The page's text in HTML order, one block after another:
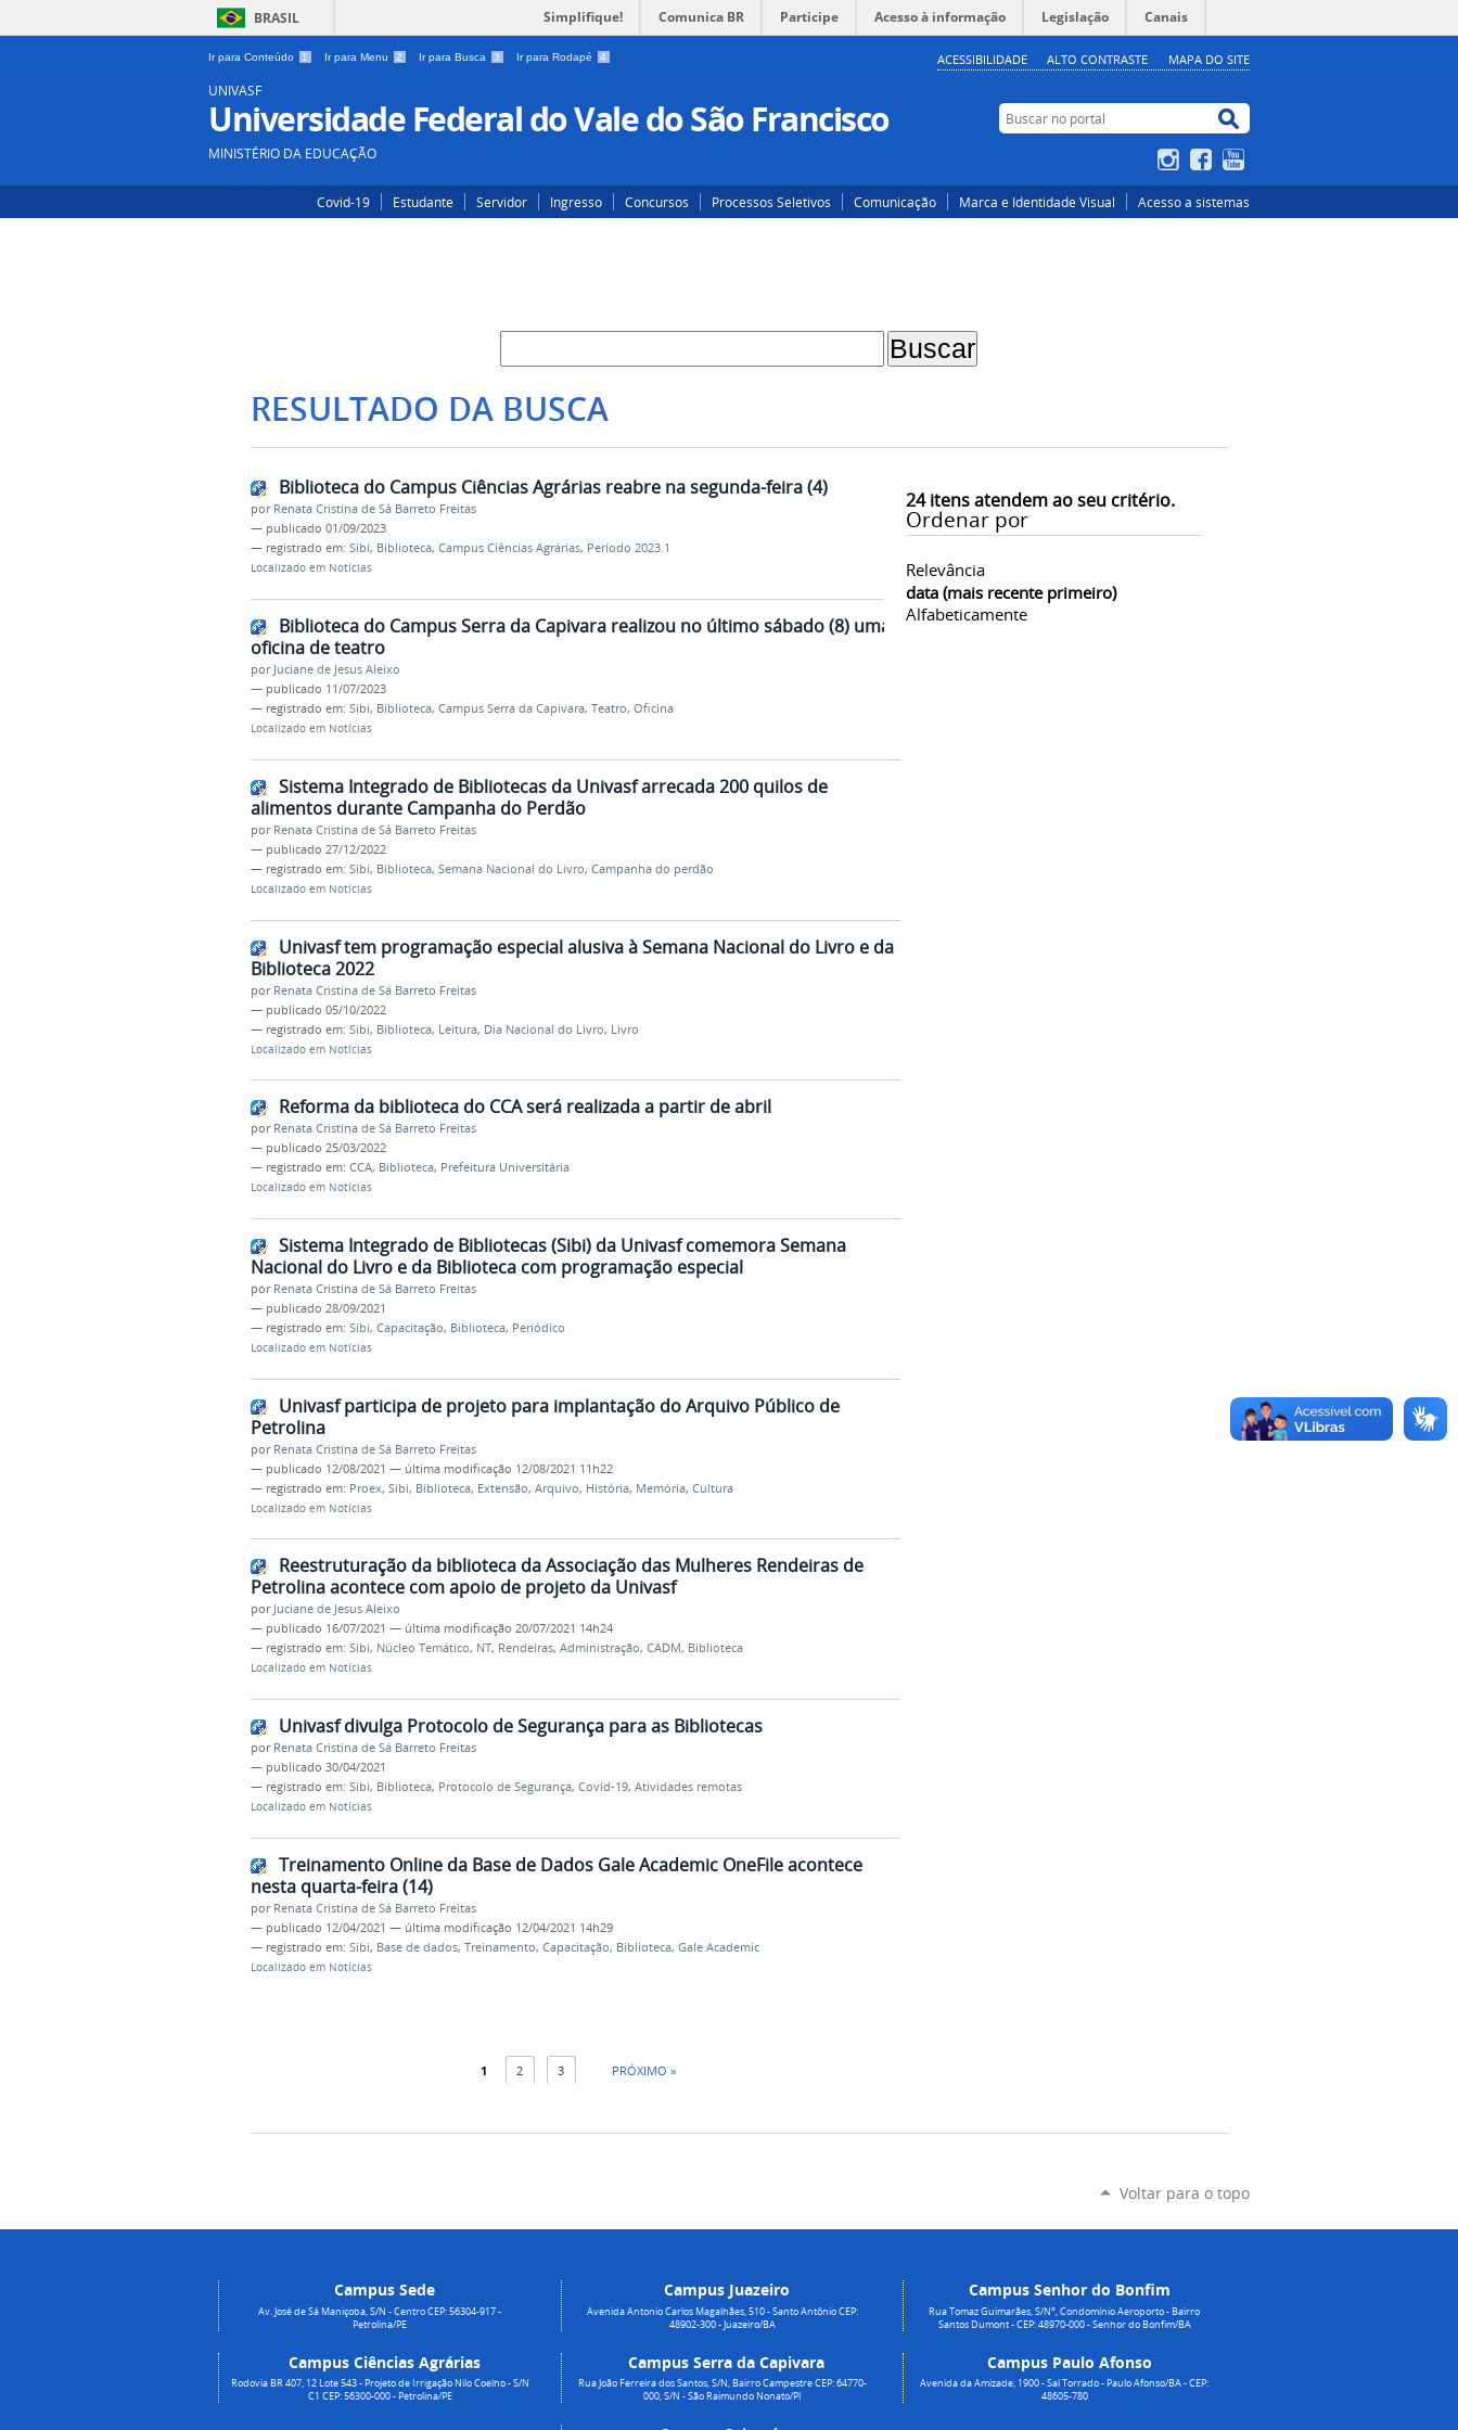
BRASIL Simplifique! Comunica BR Participe Acesso à informação Legislação Canais
Ir para Conteúdo 1 Ir para Menu 2 Ir para Busca 3 Ir para Rodapé 4 ACESSIBILIDADE ALTO CONTRASTE MAPA DO SITE
UNIVASF
Universidade Federal do Vale do São Francisco
MINISTÉRIO DA EDUCAÇÃO
Buscar no portal
Buscar no portal
InstagramFacebook
Covid-19 Estudante Servidor Ingresso Concursos Processos Seletivos Comunicação Marca e Identidade Visual Acesso a sistemas
RESULTADO DA BUSCA
24itens atendem ao seu critério.
Ordenar por
Relevância
data (mais recente primeiro)
Alfabeticamente
Biblioteca do Campus Ciências Agrárias reabre na segunda-feira (4)
por Renata Cristina de Sá Barreto Freitas
— publicado 01/09/2023
— registrado em: Sibi, Biblioteca, Campus Ciências Agrárias, Período 2023.1
Localizado em Notícias
Biblioteca do Campus Serra da Capivara realizou no último sábado (8) uma
oficina de teatro
por Juciane de Jesus Aleixo
— publicado 11/07/2023
— registrado em: Sibi, Biblioteca, Campus Serra da Capivara, Teatro, Oficina
Localizado em Notícias
Sistema Integrado de Bibliotecas da Univasf arrecada 200 quilos de
alimentos durante Campanha do Perdão
por Renata Cristina de Sá Barreto Freitas
— publicado 27/12/2022
— registrado em: Sibi, Biblioteca, Semana Nacional do Livro, Campanha do perdão
Localizado em Notícias
Univasf tem programação especial alusiva à Semana Nacional do Livro e da
Biblioteca 2022
por Renata Cristina de Sá Barreto Freitas
— publicado 05/10/2022
— registrado em: Sibi, Biblioteca, Leitura, Dia Nacional do Livro, Livro
Localizado em Notícias
Reforma da biblioteca do CCA será realizada a partir de abril
por Renata Cristina de Sá Barreto Freitas
— publicado 25/03/2022
— registrado em: CCA, Biblioteca, Prefeitura Universitária
Localizado em Notícias
Sistema Integrado de Bibliotecas (Sibi) da Univasf comemora Semana
Nacional do Livro e da Biblioteca com programação especial
por Renata Cristina de Sá Barreto Freitas
— publicado 28/09/2021
— registrado em: Sibi, Capacitação, Biblioteca, Periódico
Localizado em Notícias
Univasf participa de projeto para implantação do Arquivo Público de
Petrolina
por Renata Cristina de Sá Barreto Freitas
— publicado 12/08/2021 — última modificação 12/08/2021 11h22
— registrado em: Proex, Sibi, Biblioteca, Extensão, Arquivo, História, Memória, Cultura
Localizado em Notícias
Reestruturação da biblioteca da Associação das Mulheres Rendeiras de
Petrolina acontece com apoio de projeto da Univasf
por Juciane de Jesus Aleixo
— publicado 16/07/2021 — última modificação 20/07/2021 14h24
— registrado em: Sibi, Núcleo Temático, NT, Rendeiras, Administração, CADM, Biblioteca
Localizado em Notícias
Univasf divulga Protocolo de Segurança para as Bibliotecas
por Renata Cristina de Sá Barreto Freitas
— publicado 30/04/2021
— registrado em: Sibi, Biblioteca, Protocolo de Segurança, Covid-19, Atividades remotas
Localizado em Notícias
Treinamento Online da Base de Dados Gale Academic OneFile acontece
nesta quarta-feira (14)
por Renata Cristina de Sá Barreto Freitas
— publicado 12/04/2021 — última modificação 12/04/2021 14h29
— registrado em: Sibi, Base de dados, Treinamento, Capacitação, Biblioteca, Gale Academic
Localizado em Notícias
1 2 3 PRÓXIMO »
Voltar para o topo
Campus Sede
Av. José de Sá Maniçoba, S/N - Centro CEP: 56304-917 -
Petrolina/PE
Campus Ciências Agrárias
Rodovia BR 407, 12 Lote 543 - Projeto de Irrigação Nilo Coelho - S/N
C1 CEP: 56300-000 - Petrolina/PE
Campus Juazeiro
Avenida Antonio Carlos Magalhães, 510 - Santo Antônio CEP:
48902-300 - Juazeiro/BA
Campus Serra da Capivara
Rua João Ferreira dos Santos, S/N, Bairro Campestre CEP: 64770-
000, S/N - São Raimundo Nonato/PI
Campus Senhor do Bonfim
Rua Tomaz Guimarães, S/N°, Condomínio Aeroporto - Bairro
Santos Dumont - CEP: 48970-000 - Senhor do Bonfim/BA
Campus Paulo Afonso
Avenida da Amizade, 1900 - Sal Torrado - Paulo Afonso/BA - CEP:
48605-780